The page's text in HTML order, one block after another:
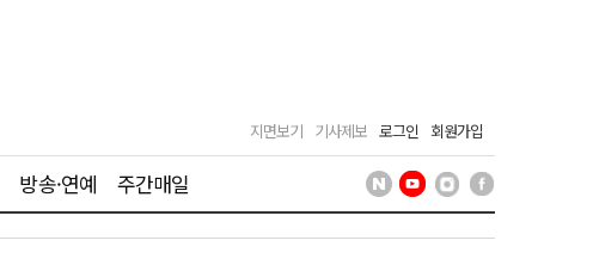
지면보기 기사제보 로그인 회원가입
방송·연예 주간매일